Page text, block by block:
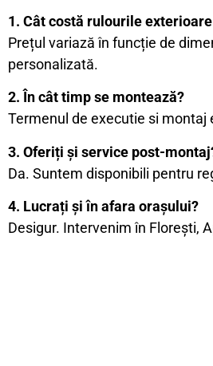
1. Cât costă rulourile
Prețul variază în funcție de
personalizată.
2. În cât timp se montează?
Termenul de executie si
3. Oferiți și service post-
Da. Suntem disponibili pentru
4. Lucrați și în afara orașului?
Desigur. Intervenim în Florești,